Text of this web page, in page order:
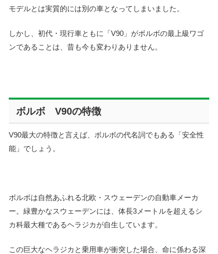
モデルとは実質的には別の車となってしまいました。
しかし、初代・現行車ともに「V90」がボルボの最上級ワゴ
ンであることは、昔も今も変わりありません。
ボルボ V90の特徴
V90最大の特徴と言えば、ボルボの代名詞でもある「安全性
能」でしょう。
ボルボは自然あふれる北欧・スウェーデンの自動車メーカ
ー。緑豊かなスウェーデンには、体長3メートルを超えるシ
カ科最大種であるヘラジカが自生しています。
この巨大なヘラジカと乗用車が衝突した場合、命に係わる深